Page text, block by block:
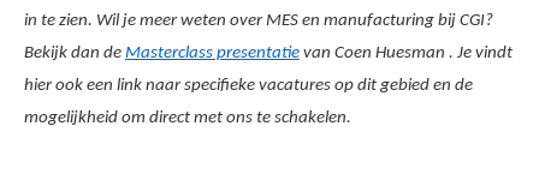
in te zien. Wil je meer weten over MES en manufacturing bij CGI?
Bekijk dan de Masterclass presentatie van Coen Huesman . Je vindt
hier ook een link naar specifieke vacatures op dit gebied en de
mogelijkheid om direct met ons te schakelen.